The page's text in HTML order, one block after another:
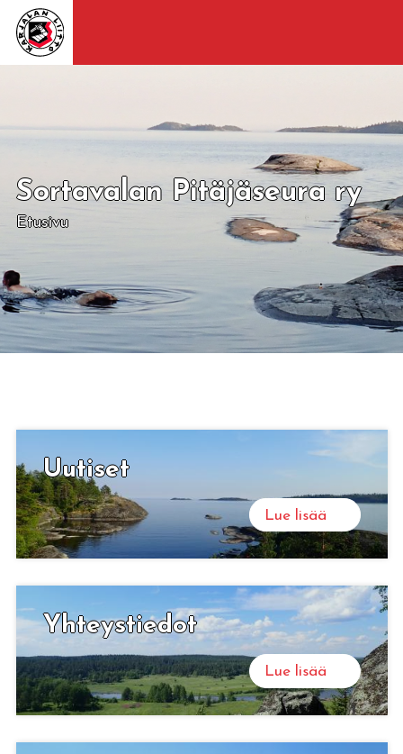
Sortavalan Pitäjäseura ry
Etusivu
Sortavalan Pitäjäseura ry
Tervetuloa Sortavalan seudun kauniisiin maisemiin
ja karjalaisten lämminhenkiseen joukkoon!
Lue lisää
Uu­ti­set
Lue lisää
Yh­teys­tie­dot
Lue lisää